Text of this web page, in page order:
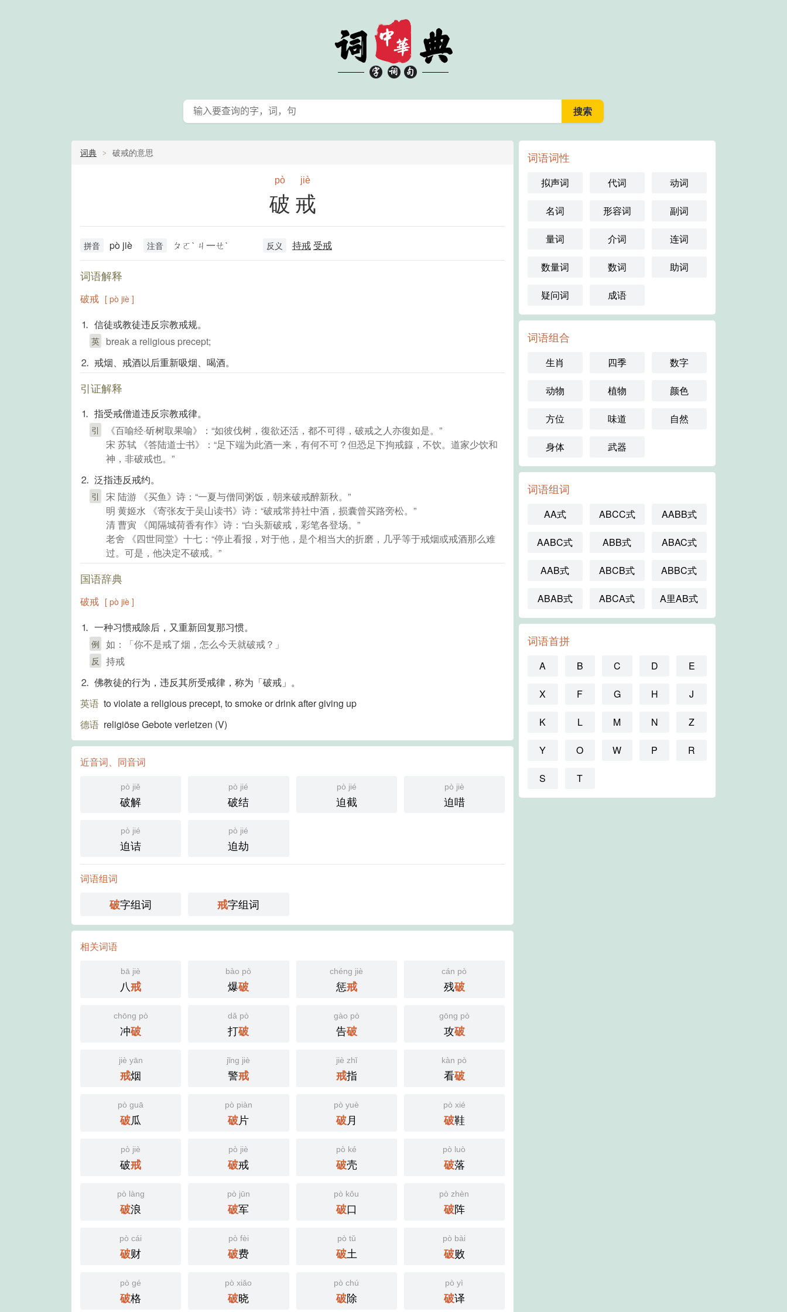
词典 破戒的意思
pò jiè
破戒
拼音 pò jiè 注音 ㄆㄛˋ ㄐ一ㄝˋ 反义 持戒 受戒
词语解释
破戒 [ pò jiè ]
⒈ 信徒或教徒违反宗教戒规。
英 break a religious precept;
⒉ 戒烟、戒酒以后重新吸烟、喝酒。
引证解释
⒈ 指受戒僧道违反宗教戒律。
引
《百喻经·斫树取果喻》：“如彼伐树，復欲还活，都不可得，破戒之人亦復如是。”
宋 苏轼 《答陆道士书》：“足下端为此酒一来，有何不可？但恐足下拘戒籙，不饮。道家少饮和
神，非破戒也。”
⒉ 泛指违反戒约。
引
宋 陆游 《买鱼》诗：“一夏与僧同粥饭，朝来破戒醉新秋。”
明 黄姬水 《寄张友于吴山读书》诗：“破戒常持社中酒，损囊曾买路旁松。”
清 曹寅 《闻隔城荷香有作》诗：“白头新破戒，彩笔各登场。”
老舍 《四世同堂》十七：“停止看报，对于他，是个相当大的折磨，几乎等于戒烟或戒酒那么难
过。可是，他决定不破戒。”
国语辞典
破戒 [ pò jiè ]
⒈ 一种习惯戒除后，又重新回复那习惯。
例 如：「你不是戒了烟，怎么今天就破戒？」
反
持戒
⒉ 佛教徒的行为，违反其所受戒律，称为「破戒」。
英语 to violate a religious precept, to smoke or drink after giving up
德语 religiöse Gebote verletzen (V)​
近音词、同音词
pò jiě
破解
pò jié
破结
pò jié
迫截
pò jiè
迫唶
pò jié
迫诘
pò jié
迫劫
词语组词
破字组词 戒字组词
相关词语
bā jiè
八戒
bào pò
爆破
chéng jiè
惩戒
cán pò
残破
chōng pò
冲破
dǎ pò
打破
gào pò
告破
gōng pò
攻破
jiè yān
戒烟
jǐng jiè
警戒
jiè zhǐ
戒指
kàn pò
看破
pò guā
破瓜
pò piàn
破片
pò yuè
破月
pò xié
破鞋
pò jiè
破戒
pò jiè
破戒
pò ké
破壳
pò luò
破落
pò làng
破浪
pò jūn
破军
pò kǒu
破口
pò zhèn
破阵
pò cái
破财
pò fèi
破费
pò tǔ
破土
pò bài
破败
pò gé
破格
pò xiǎo
破晓
pò chú
破除
pò yì
破译
词语词性
拟声词 代词 动词
名词 形容词 副词
量词 介词 连词
数量词 数词 助词
疑问词 成语
词语组合
生肖 四季 数字
动物 植物 颜色
方位 味道 自然
身体 武器
词语组词
AA式 ABCC式 AABB式
AABC式 ABB式 ABAC式
AAB式 ABCB式 ABBC式
ABAB式 ABCA式 A里AB式
词语首拼
A B C D E
X F G H J
K L M N Z
Y O W P R
S T